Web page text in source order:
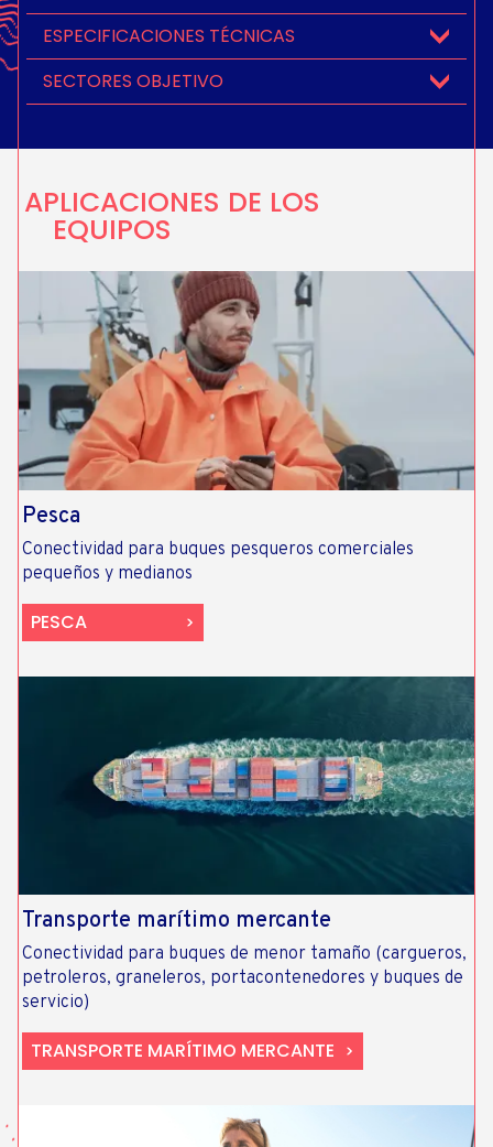
ESPECIFICACIONES TÉCNICAS
SECTORES OBJETIVO
APLICACIONES DE LOS
EQUIPOS
Pesca
Conectividad para buques pesqueros comerciales
pequeños y medianos​
PESCA
Transporte marítimo mercante
Conectividad para buques de menor tamaño (cargueros,
petroleros, graneleros,​ portacontenedores y buques de
servicio)
TRANSPORTE MARÍTIMO MERCANTE